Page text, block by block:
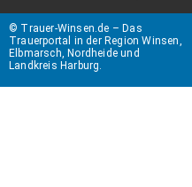
© Trauer-Winsen.de – Das
Trauerportal in der Region Winsen,
Elbmarsch, Nordheide und
Landkreis Harburg.